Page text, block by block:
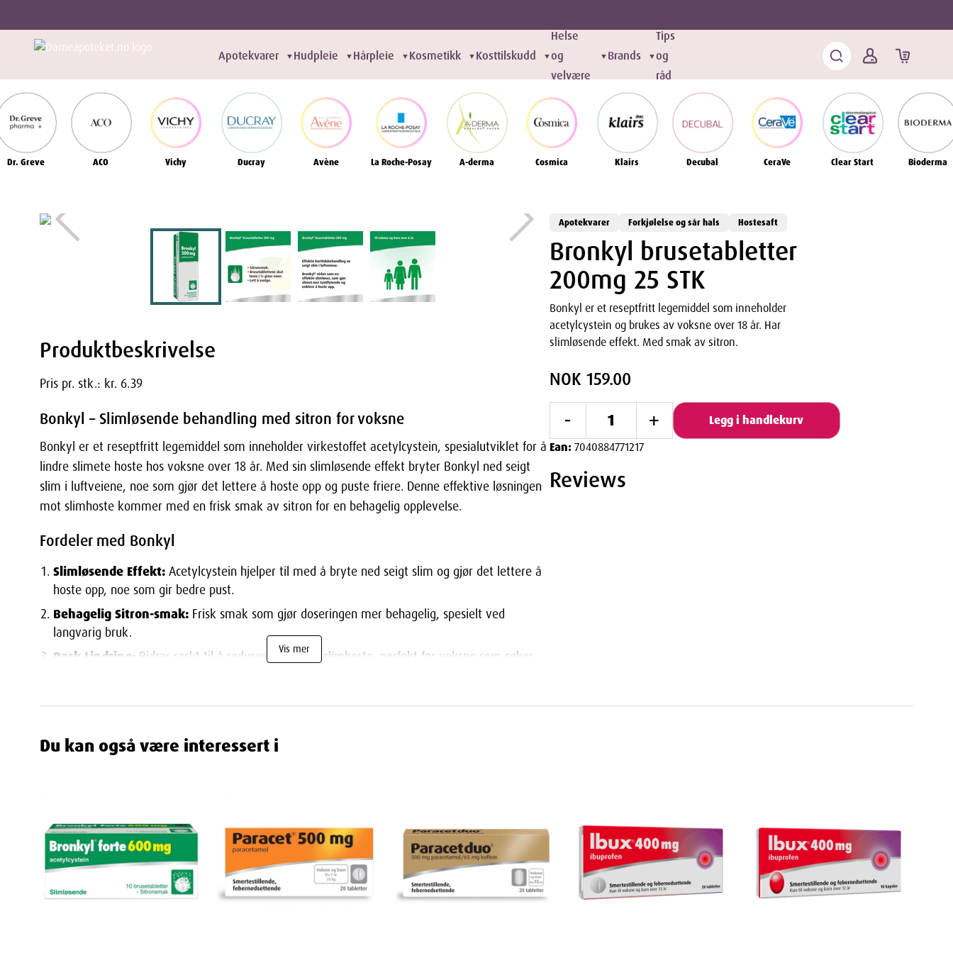
Apotekvarer ▼ Hudpleie ▼ Hårpleie ▼ Kosmetikk ▼ Kosttilskudd ▼
Helse
og
velvære
▼ Brands ▼
Tips
og
råd
Dr. Greve ACO Vichy Ducray Avène La Roche-Posay A-derma Cosmica Klairs Decubal CeraVe Clear Start Bioderma
Produktbeskrivelse
Pris pr. stk.: kr. 6.39
Bonkyl – Slimløsende behandling med sitron for voksne
Bonkyl er et reseptfritt legemiddel som inneholder virkestoffet acetylcystein, spesialutviklet for å
lindre slimete hoste hos voksne over 18 år. Med sin slimløsende effekt bryter Bonkyl ned seigt
slim i luftveiene, noe som gjør det lettere å hoste opp og puste friere. Denne effektive løsningen
mot slimhoste kommer med en frisk smak av sitron for en behagelig opplevelse.
Fordeler med Bonkyl
Slimløsende Effekt: Acetylcystein hjelper til med å bryte ned seigt slim og gjør det lettere å
hoste opp, noe som gir bedre pust.
Behagelig Sitron-smak: Frisk smak som gjør doseringen mer behagelig, spesielt ved
langvarig bruk.
Rask Lindring: Bidrar raskt til å redusere plagsom slimhoste, perfekt for voksne som søker
Bruksområder
Slimhoste:Ideell for behandling av slimhoste og seigt slim hos voksne ved forkjølelse og
luftveisplager.
Voksne over 18 år:Følg doseringen som angitt på pakningen eller etter anbefaling fra lege
eller apotek.
Viktig Informasjon
Vis mer
Apotekvarer Forkjølelse og sår hals Hostesaft
Bronkyl brusetabletter
200mg 25 STK
Bonkyl er et reseptfritt legemiddel som inneholder
acetylcystein og brukes av voksne over 18 år. Har
slimløsende effekt. Med smak av sitron.
NOK 159.00
- +
Legg i handlekurv
Ean: 7040884771217
Reviews
Du kan også være interessert i